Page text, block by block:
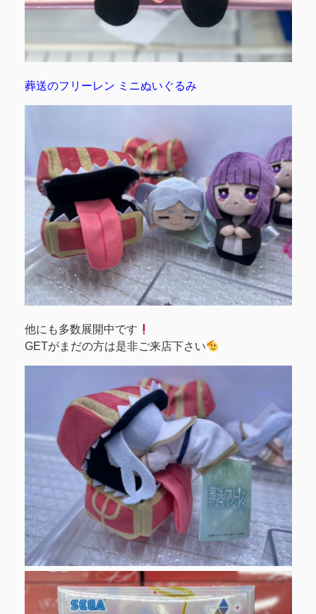
葬送のフリーレン ミニぬいぐるみ
他にも多数展開中です
GETがまだの方は是非ご来店下さい